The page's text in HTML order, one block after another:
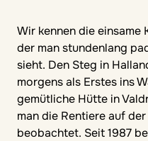
Wir kennen die einsame
der man stundenlang
sieht. Den Steg in
morgens als Erstes ins
gemütliche Hütte in
man die Rentiere auf
beobachtet. Seit 1987